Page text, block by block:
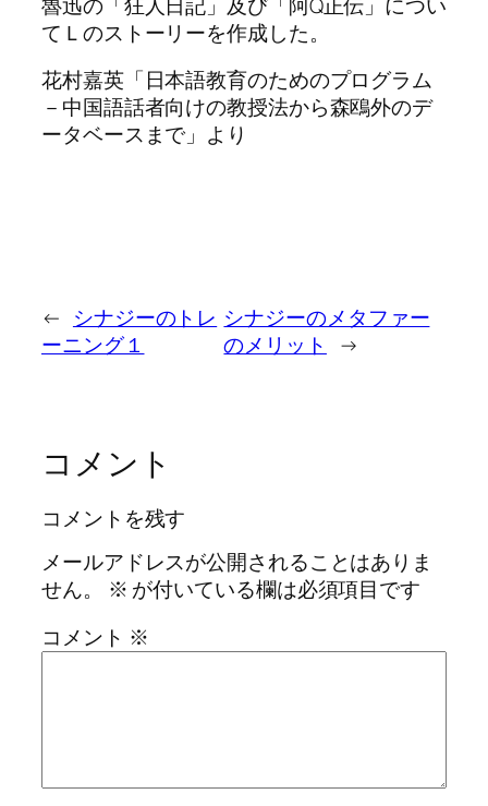
てＬのストーリーを作成した。
花村嘉英「日本語教育のためのプログラム
－中国語話者向けの教授法から森鴎外のデ
ータベースまで」より
← シナジーのトレ
ーニング１
シナジーのメタファー
のメリット
→
コメント
コメントを残す
メールアドレスが公開されることはありま
せん。
※ が付いている欄は必須項目です
コメント ※